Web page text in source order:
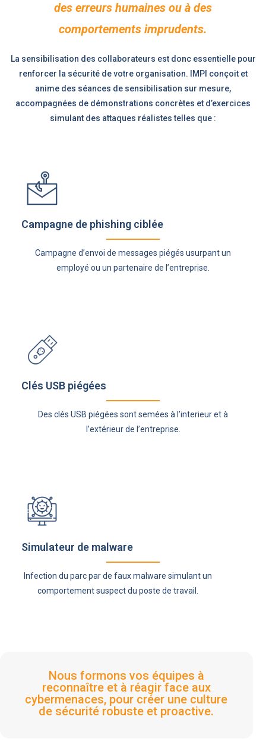
des erreurs humaines ou à des
comportements imprudents.
La sensibilisation des collaborateurs est donc essentielle pour
renforcer la sécurité de votre organisation. IMPI conçoit et
anime des séances de sensibilisation sur mesure,
accompagnées de démonstrations concrètes et d’exercices
simulant des attaques réalistes telles que :
Campagne de phishing ciblée
Campagne d’envoi de messages piégés usurpant un
employé ou un partenaire de l’entreprise.
Clés USB piégées
Des clés USB piégées sont semées à l’interieur et à
l’extérieur de l’entreprise.
Simulateur de malware
Infection du parc par de faux malware simulant un
comportement suspect du poste de travail.
Nous formons vos équipes à
reconnaître et à réagir face aux
cybermenaces, pour créer une culture
de sécurité robuste et proactive.